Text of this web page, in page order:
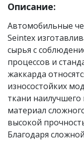
Описание:
Автомобильные
Seintex
сырья с
процессов и
жаккарда
износостойких
ткани наилучшего
материал
высокой
Благодаря